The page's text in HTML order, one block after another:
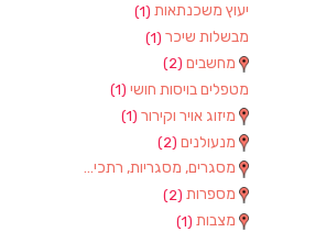
יעוץ משכנתאות (1)
מבשלות שיכר (1)
מחשבים (2)
מטפלים בויסות חושי (1)
מיזוג אויר וקירור (1)
מנעולנים (2)
מסגרים, מסגריות, רתכים ועבודות מתכת
מספרות (2)
מצבות (1)